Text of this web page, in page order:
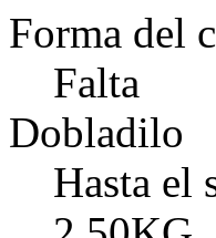
Forma del
Falta
Dobladilo
Hasta el